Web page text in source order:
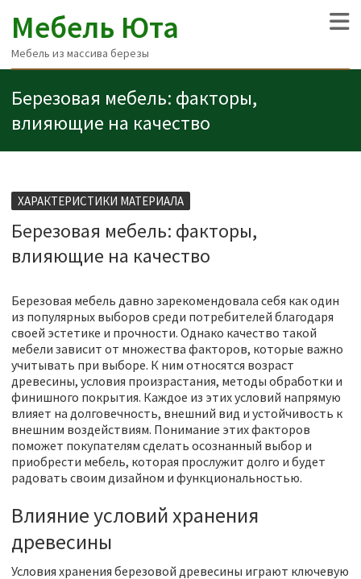
Мебель Юта
Мебель из массива березы
Березовая мебель: факторы,
влияющие на качество
ХАРАКТЕРИСТИКИ МАТЕРИАЛА
Березовая мебель: факторы,
влияющие на качество
Березовая мебель давно зарекомендовала себя как один
из популярных выборов среди потребителей благодаря
своей эстетике и прочности. Однако качество такой
мебели зависит от множества факторов, которые важно
учитывать при выборе. К ним относятся возраст
древесины, условия произрастания, методы обработки и
финишного покрытия. Каждое из этих условий напрямую
влияет на долговечность, внешний вид и устойчивость к
внешним воздействиям. Понимание этих факторов
поможет покупателям сделать осознанный выбор и
приобрести мебель, которая прослужит долго и будет
радовать своим дизайном и функциональностью.
Влияние условий хранения
древесины
Условия хранения березовой древесины играют ключевую